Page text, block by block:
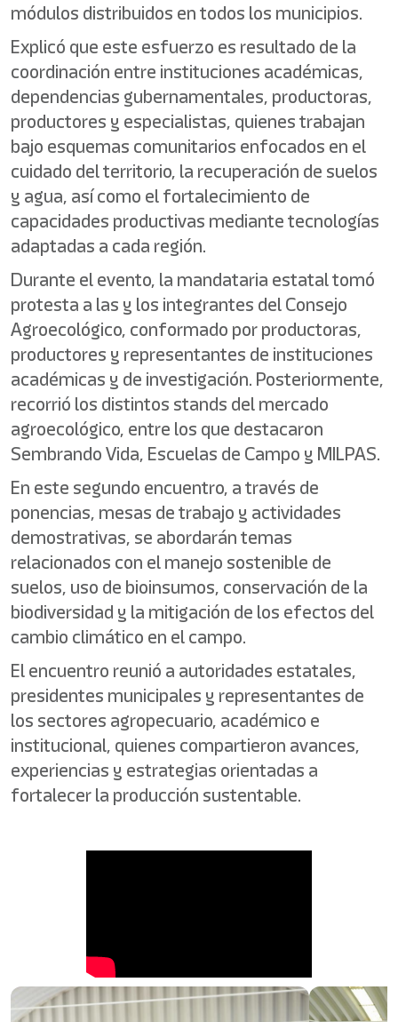
módulos distribuidos en todos los municipios.
Explicó que este esfuerzo es resultado de la
coordinación entre instituciones académicas,
dependencias gubernamentales, productoras,
productores y especialistas, quienes trabajan
bajo esquemas comunitarios enfocados en el
cuidado del territorio, la recuperación de suelos
y agua, así como el fortalecimiento de
capacidades productivas mediante tecnologías
adaptadas a cada región.
Durante el evento, la mandataria estatal tomó
protesta a las y los integrantes del Consejo
Agroecológico, conformado por productoras,
productores y representantes de instituciones
académicas y de investigación. Posteriormente,
recorrió los distintos stands del mercado
agroecológico, entre los que destacaron
Sembrando Vida, Escuelas de Campo y MILPAS.
En este segundo encuentro, a través de
ponencias, mesas de trabajo y actividades
demostrativas, se abordarán temas
relacionados con el manejo sostenible de
suelos, uso de bioinsumos, conservación de la
biodiversidad y la mitigación de los efectos del
cambio climático en el campo.
El encuentro reunió a autoridades estatales,
presidentes municipales y representantes de
los sectores agropecuario, académico e
institucional, quienes compartieron avances,
experiencias y estrategias orientadas a
fortalecer la producción sustentable.